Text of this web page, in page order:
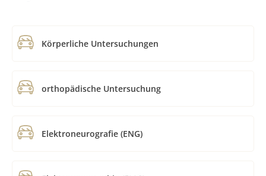
Körperliche Untersuchungen
orthopädische Untersuchung
Elektroneurografie (ENG)